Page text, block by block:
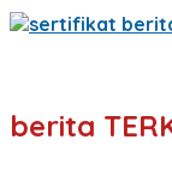
berita